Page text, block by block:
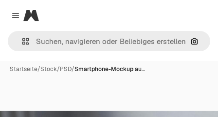
Close menu
Magnific
Nach
Startseite/Stock/PSD/Smartphone-Mockup au…